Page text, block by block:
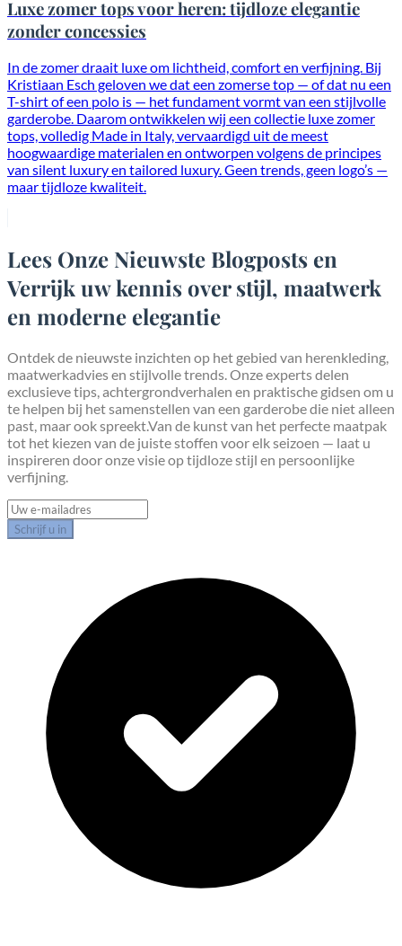
Luxe zomer tops voor heren: tijdloze elegantie
zonder concessies
In de zomer draait luxe om lichtheid, comfort en verfijning. Bij
Kristiaan Esch geloven we dat een zomerse top — of dat nu een
T-shirt of een polo is — het fundament vormt van een stijlvolle
garderobe. Daarom ontwikkelen wij een collectie luxe zomer
tops, volledig Made in Italy, vervaardigd uit de meest
hoogwaardige materialen en ontworpen volgens de principes
van silent luxury en tailored luxury. Geen trends, geen logo’s —
maar tijdloze kwaliteit.
Lees Onze Nieuwste Blogposts en
Verrijk uw kennis over stijl, maatwerk
en moderne elegantie
Ontdek de nieuwste inzichten op het gebied van herenkleding,
maatwerkadvies en stijlvolle trends. Onze experts delen
exclusieve tips, achtergrondverhalen en praktische gidsen om u
te helpen bij het samenstellen van een garderobe die niet alleen
past, maar ook spreekt.Van de kunst van het perfecte maatpak
tot het kiezen van de juiste stoffen voor elk seizoen — laat u
inspireren door onze visie op tijdloze stijl en persoonlijke
verfijning.
Schrijf u in